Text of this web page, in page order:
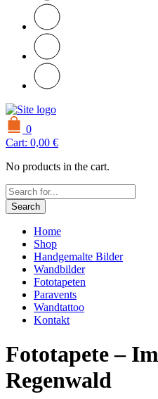
0
Cart: 0,00 €
No products in the cart.
Search
Home
Shop
Handgemalte Bilder
Wandbilder
Fototapeten
Paravents
Wandtattoo
Kontakt
Fototapete –
Regenwald